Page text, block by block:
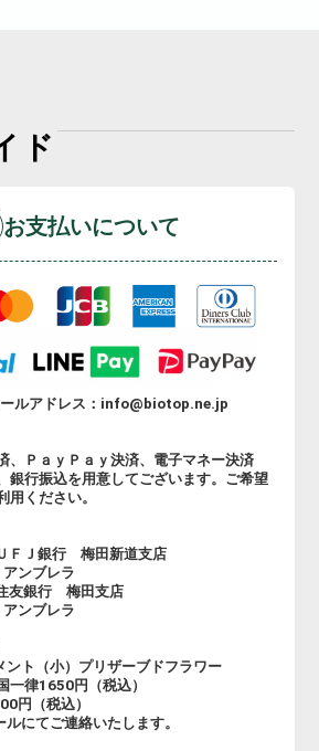
ド
お支払いについて
ルアドレス：info@biotop.ne.jp
、ＰａｙＰａｙ決済、電子マネー決済
銀行振込を用意してございます。ご希望
用ください。
ＦＪ銀行 梅田新道支店
ンブレラ
友銀行 梅田支店
ンブレラ
ント（小）プリザーブドフラワー
一律1650円（税込）
円（税込）
にてご連絡いたします。